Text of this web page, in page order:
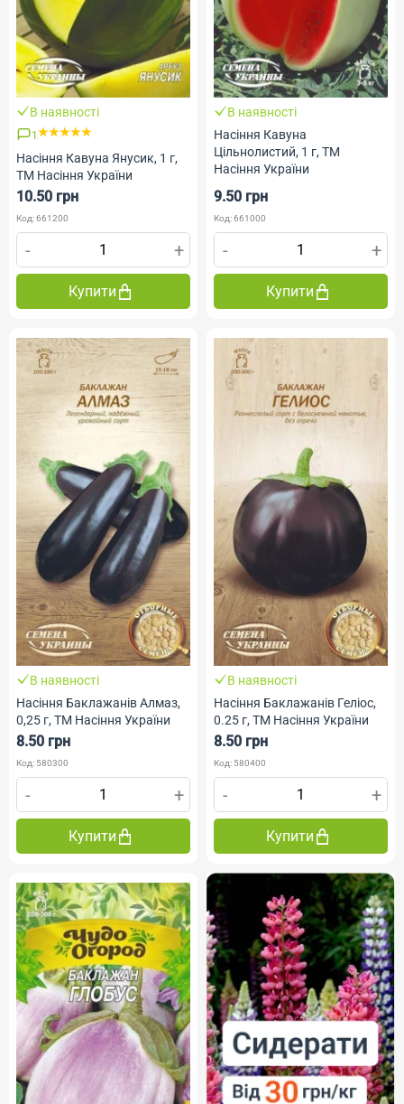
В наявності
1
Насіння Кавуна Янусик, 1 г,
ТМ Насіння України
10.50 грн
Код: 661200
- +
Купити
В наявності
Насіння Кавуна
Цільнолистий, 1 г, ТМ
Насіння України
9.50 грн
Код: 661000
- +
Купити
В наявності
Насіння Баклажанів Алмаз,
0,25 г, ТМ Насіння України
8.50 грн
Код: 580300
- +
Купити
В наявності
Насіння Баклажанів Геліос,
0.25 г, ТМ Насіння України
8.50 грн
Код: 580400
- +
Купити